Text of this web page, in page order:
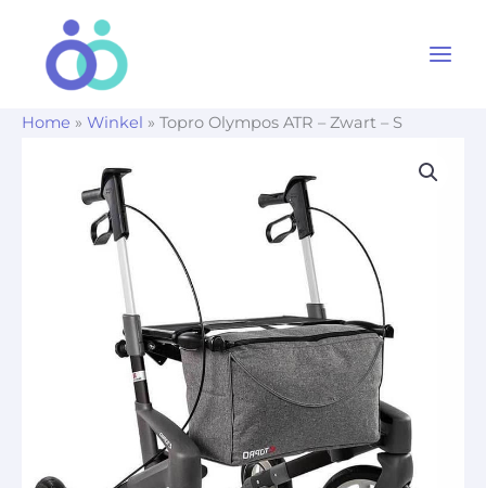
Home » Winkel » Topro Olympos ATR – Zwart – S